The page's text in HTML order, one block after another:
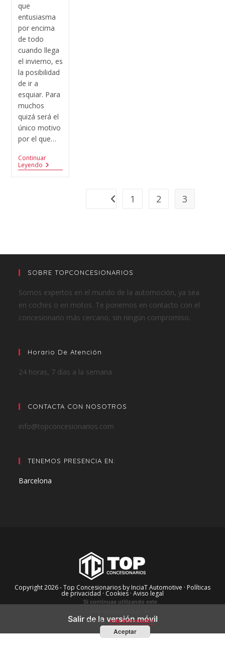
que
entusiasma
por encima
de todo
cuando llega
el invierno, es
la posibilidad
de ir a
esquiar. Para
muchos
quizá será el
único motivo
por el que…
Continuar
Leyendo
1 2 3
SOBRE TOPCONCESIONARIOS
Somos expertos en el mundo de la automoción, ya sea
en coches o en motos. Te ponemos en contacto con el
concesionario más cercano, sin ningún compromiso.
Horario De Atención
24 horas, 7 días a la semana
CONTACTA CON NOSOTROS
info@topconcesionarios.com
TENEMOS PRESENCIA EN:
Barcelona
Copyright 2026 - Top Concesionarios by InciaT Automotive · Políticas
de privacidad · Cookies · Aviso legal
Salir de la versión móvil
Si continuas utilizando este
cookies.más información
Aceptar